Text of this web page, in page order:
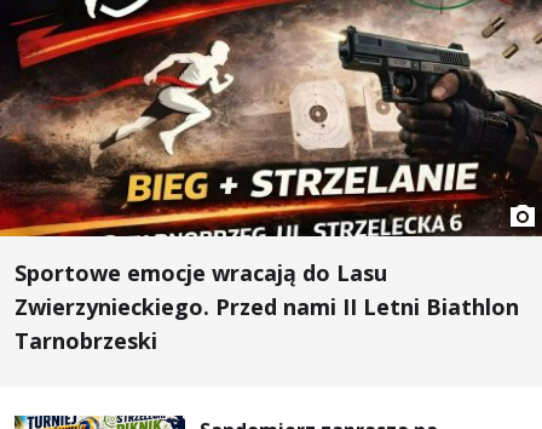
Sportowe emocje wracają do Lasu
Zwierzynieckiego. Przed nami II Letni Biathlon
Tarnobrzeski